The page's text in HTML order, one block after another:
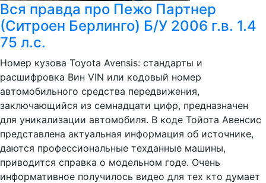
Вся правда про Пежо Партнер
(Ситроен Берлинго) Б/У 2006 г.в. 1.4
75 л.с.
Номер кузова Toyota Avensis: стандарты и
расшифровка Вин VIN или кодовый номер
автомобильного средства передвижения,
заключающийся из семнадцати цифр, предназначен
для уникализации автомобиля. В коде Тойота Авенсис
представлена актуальная информация об источнике,
даются профессиональные техданные машины,
приводится справка о модельном годе. Очень
информативное получилось видео для тех кто думает